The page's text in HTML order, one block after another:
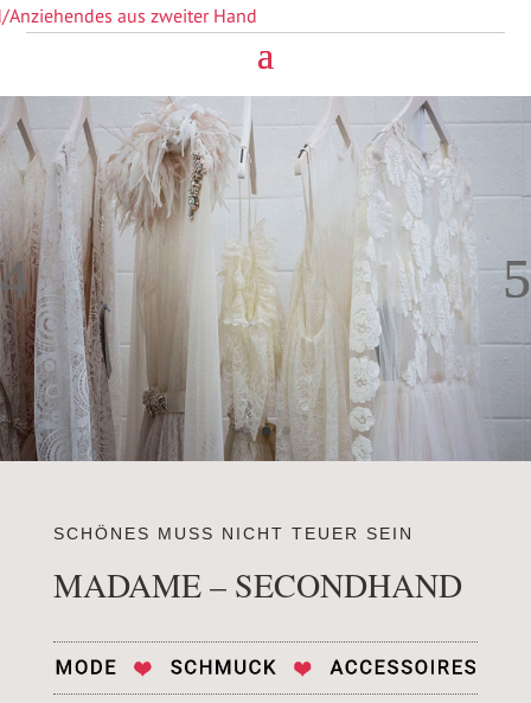
SCHÖNES MUSS NICHT TEUER SEIN
MADAME – SECONDHAND